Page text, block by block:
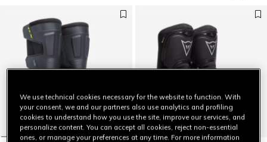
We use technical cookies necessary for the website to function. With
your consent, we and our partners also use analytics and profiling
cookies to understand how you use the site, improve our services, and
personalize content. You can accept all cookies, reject non-essential
ones, or manage your preferences at any time. For more information